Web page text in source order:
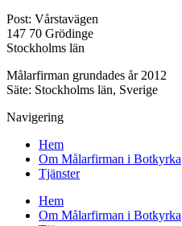
Post: Vårstavägen
147 70 Grödinge
Stockholms län
Målarfirman grundades år 2012
Säte: Stockholms län, Sverige
Navigering
Hem
Om Målarfirman i Botkyrka
Tjänster
Hem
Om Målarfirman i Botkyrka